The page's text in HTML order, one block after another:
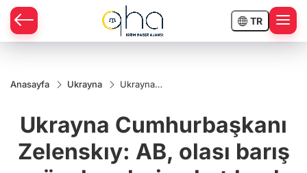
TR
Anasayfa Ukrayna
Ukrayna
olası barış
müzakerelerine
Ukrayna Cumhurbaşkanı
Zelenskıy: AB, olası barış